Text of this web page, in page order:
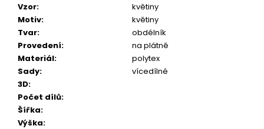
Vzor:
květiny
Motiv:
květiny
Tvar:
obdélník
Provedení:
na plátně
Materiál:
polytex
Sady:
vícedílné
3D:
Počet dílů:
Šířka:
Výška: